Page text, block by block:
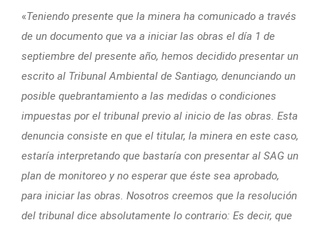
«Teniendo presente que la minera ha comunicado a través
de un documento que va a iniciar las obras el día 1 de
septiembre del presente año, hemos decidido presentar un
escrito al Tribunal Ambiental de Santiago, denunciando un
posible quebrantamiento a las medidas o condiciones
impuestas por el tribunal previo al inicio de las obras. Esta
denuncia consiste en que el titular, la minera en este caso,
estaría interpretando que bastaría con presentar al SAG un
plan de monitoreo y no esperar que éste sea aprobado,
para iniciar las obras. Nosotros creemos que la resolución
del tribunal dice absolutamente lo contrario: Es decir, que